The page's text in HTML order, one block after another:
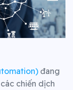
đang
chiến dịch